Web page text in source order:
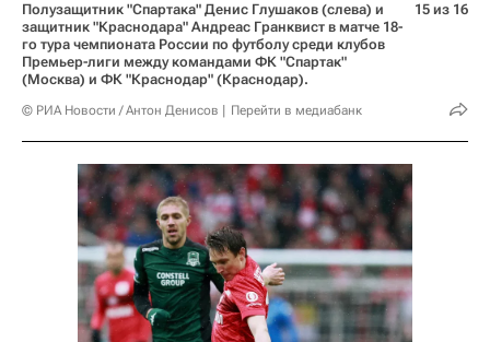
Полузащитник "Спартака" Денис Глушаков (слева) и
защитник "Краснодара" Андреас Гранквист в матче 18-
го тура чемпионата России по футболу среди клубов
Премьер-лиги между командами ФК "Спартак"
(Москва) и ФК "Краснодар" (Краснодар).
© РИА Новости / Антон Денисов Перейти в медиабанк
15 из 16